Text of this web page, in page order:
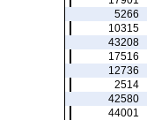
5266
10315
43208
17516
12736
2514
42580
44001